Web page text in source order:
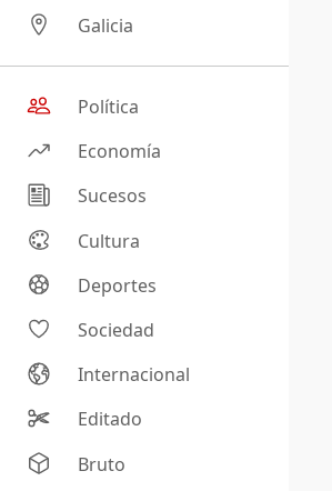
Galicia
Política
Economía
Sucesos
Cultura
Deportes
Sociedad
Internacional
Editado
Bruto